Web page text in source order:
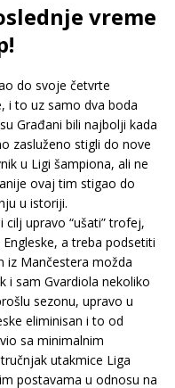
vreme
do svoje četvrte
i to uz samo dva boda
Građani bili najbolji kada
zasluženo stigli do nove
u Ligi šampiona, ali ne
ovaj tim stigao do
u istoriji.
upravo “ušati” trofej,
a treba podsetiti
iz Mančestera možda
i sam Gvardiola nekoliko
sezonu, upravo u
eliminisan i to od
sa minimalnim
utakmice Liga
postavama u odnosu na